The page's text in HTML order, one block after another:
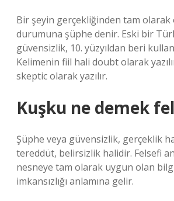
Bir şeyin gerçekliğinden tam olarak
durumuna şüphe denir. Eski bir
güvensizlik, 10. yüzyıldan beri
Kelimenin fiil hali doubt olarak
skeptic olarak yazılır.
Kuşku ne demek
Şüphe veya güvensizlik, gerçeklik
tereddüt, belirsizlik halidir. Felsefi
nesneye tam olarak uygun olan
imkansızlığı anlamına gelir.